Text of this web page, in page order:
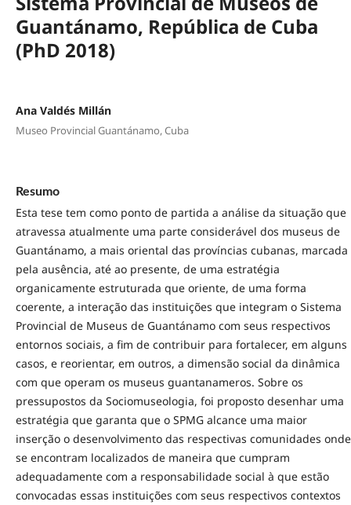
Guantánamo, República de Cuba
(PhD 2018)
Ana Valdés Millán
Museo Provincial Guantánamo, Cuba
Resumo
Esta tese tem como ponto de partida a análise da situação que
atravessa atualmente uma parte considerável dos museus de
Guantánamo, a mais oriental das províncias cubanas, marcada
pela ausência, até ao presente, de uma estratégia
organicamente estruturada que oriente, de uma forma
coerente, a interação das instituições que integram o Sistema
Provincial de Museus de Guantánamo com seus respectivos
entornos sociais, a fim de contribuir para fortalecer, em alguns
casos, e reorientar, em outros, a dimensão social da dinâmica
com que operam os museus guantanameros. Sobre os
pressupostos da Sociomuseologia, foi proposto desenhar uma
estratégia que garanta que o SPMG alcance uma maior
inserção o desenvolvimento das respectivas comunidades onde
se encontram localizados de maneira que cumpram
adequadamente com a responsabilidade social à que estão
convocadas essas instituições com seus respectivos contextos